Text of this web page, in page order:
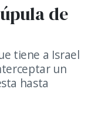
de
tiene a Israel
un
hasta